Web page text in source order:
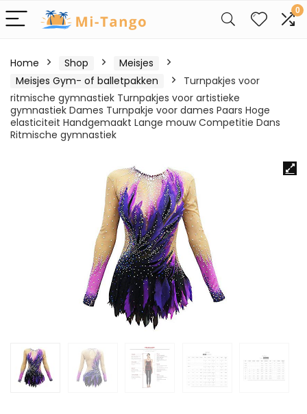
0
Home Shop
Meisjes
Meisjes Gym- of balletpakken
Turnpakjes voor
ritmische gymnastiek Turnpakjes voor artistieke
gymnastiek Dames Turnpakje voor dames Paars Hoge
elasticiteit Handgemaakt Lange mouw Competitie Dans
Ritmische gymnastiek